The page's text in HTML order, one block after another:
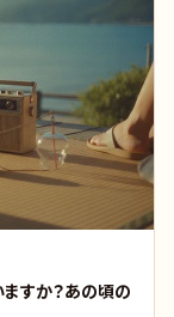
すか？あの頃の